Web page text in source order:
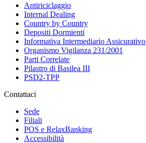
Antiriciclaggio
Internal Dealing
Country by Country
Depositi Dormienti
Informativa Intermediario Assicurativo
Organismo Vigilanza 231/2001
Parti Correlate
Pilastro di Basilea III
PSD2-TPP
Contattaci
Sede
Filiali
POS e RelaxBanking
Accessibilità